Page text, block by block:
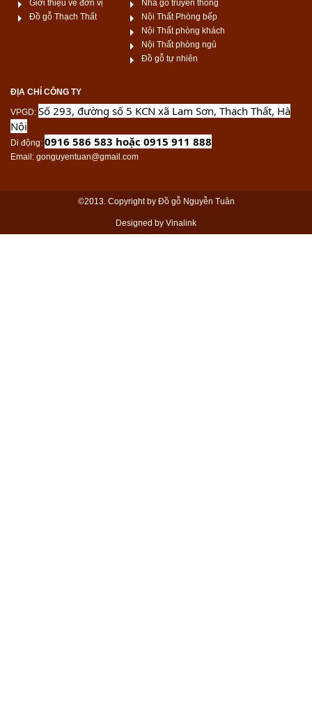
Giới thiệu về đơn vị
Đồ gỗ Thạch Thất
Nhà gỗ truyền thống
Nội Thất Phòng bếp
Nội Thất phòng khách
Nội Thất phòng ngủ
Đồ gỗ tự nhiên
ĐỊA CHỈ CÔNG TY
VPGD: Số 293, đường số 5 KCN xã Lam Sơn, Thạch Thất, Hà
Nội
Di động: 0916 586 583 hoặc 0915 911 888
Email : gonguyentuan@gmail.com
©2013. Copyright by Đồ gỗ Nguyễn Tuân
Designed by Vinalink